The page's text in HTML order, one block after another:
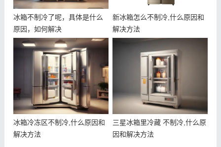
冰箱不制冷了呢，具体是什么
原因，如何解决
新冰箱怎么不制冷,什么原因和
解决方法
冰箱冷冻区不制冷,什么原因和
解决方法
三星冰箱里冷藏 不制冷,什么原
因和解决方法